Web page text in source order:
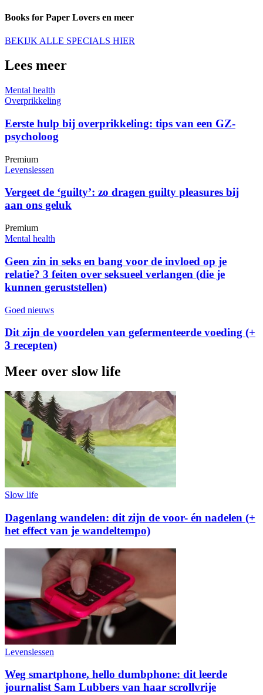
Books for Paper Lovers en meer
BEKIJK ALLE SPECIALS HIER
Lees meer
Mental health
Overprikkeling
Eerste hulp bij overprikkeling: tips van een GZ-
psycholoog
Premium
Levenslessen
Vergeet de ‘guilty’: zo dragen guilty pleasures bij
aan ons geluk
Premium
Mental health
Geen zin in seks en bang voor de invloed op je
relatie? 3 feiten over seksueel verlangen (die je
kunnen geruststellen)
Goed nieuws
Dit zijn de voordelen van gefermenteerde voeding (+
3 recepten)
Meer over slow life
Slow life
Dagenlang wandelen: dit zijn de voor- én nadelen (+
het effect van je wandeltempo)
Levenslessen
Weg smartphone, hello dumbphone: dit leerde
journalist Sam Lubbers van haar scrollvrije